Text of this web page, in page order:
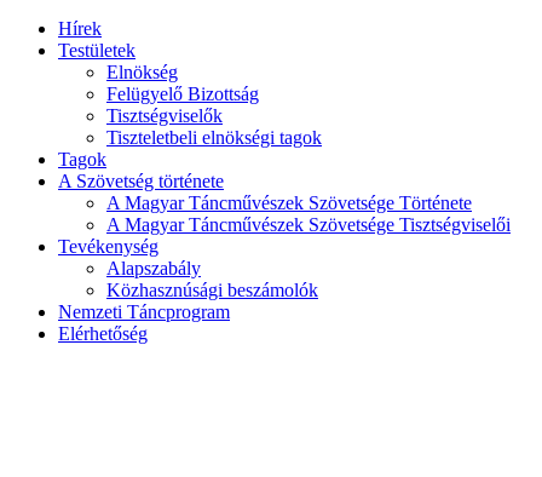
Hírek
Testületek
Elnökség
Felügyelő Bizottság
Tisztségviselők
Tiszteletbeli elnökségi tagok
Tagok
A Szövetség története
A Magyar Táncművészek Szövetsége Története
A Magyar Táncművészek Szövetsége Tisztségviselői
Tevékenység
Alapszabály
Közhasznúsági beszámolók
Nemzeti Táncprogram
Elérhetőség